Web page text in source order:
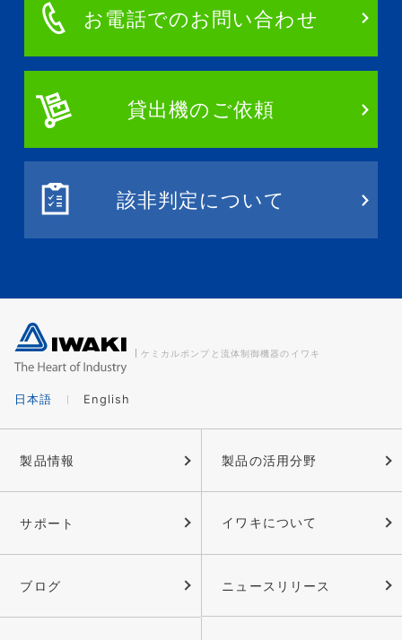
お電話でのお問い合わせ
貸出機のご依頼
該非判定について
ケミカルポンプと流体制御機器のイワキ
日本語 English
製品情報 製品の活用分野
サポート イワキについて
ブログ ニュースリリース